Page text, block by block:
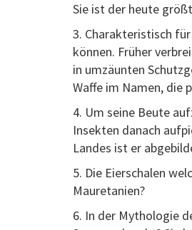
Sie ist der heute
3. Charakteristisch
können. Früher
in umzäunten
Waffe im Namen, die
4. Um seine Beute
Insekten danach
Landes ist er
5. Die Eierschalen
Mauretanien?
6. In der Mythologie